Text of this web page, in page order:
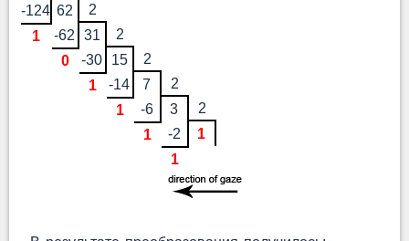
-124 62
2
1
-62 31
2
0
-30 15
2
1
-14 7
2
1
-6 3
2
1
-2
1
1